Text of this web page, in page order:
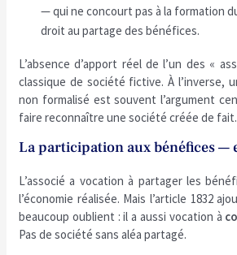
— qui ne concourt pas à la formation
droit au partage des bénéfices.
L’absence d’apport réel de l’un des «
classique de société fictive. À l’inverse,
non formalisé est souvent l’argument
faire reconnaître une société créée de fait.
La participation aux bénéfices —
L’associé a vocation à partager les
l’économie réalisée. Mais l’article 1832
beaucoup oublient : il a aussi vocation à
Pas de société sans aléa partagé.